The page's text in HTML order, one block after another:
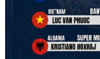
#professionalboxing
#41stibfconvention